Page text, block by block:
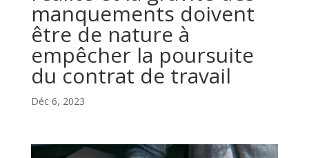
manquements doivent
être de nature à
empêcher la poursuite
du contrat de travail
Déc 6, 2023